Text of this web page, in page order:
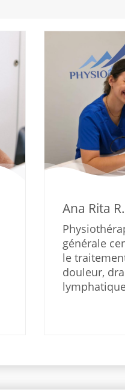
Ana Rita R.
générale
le
douleur,